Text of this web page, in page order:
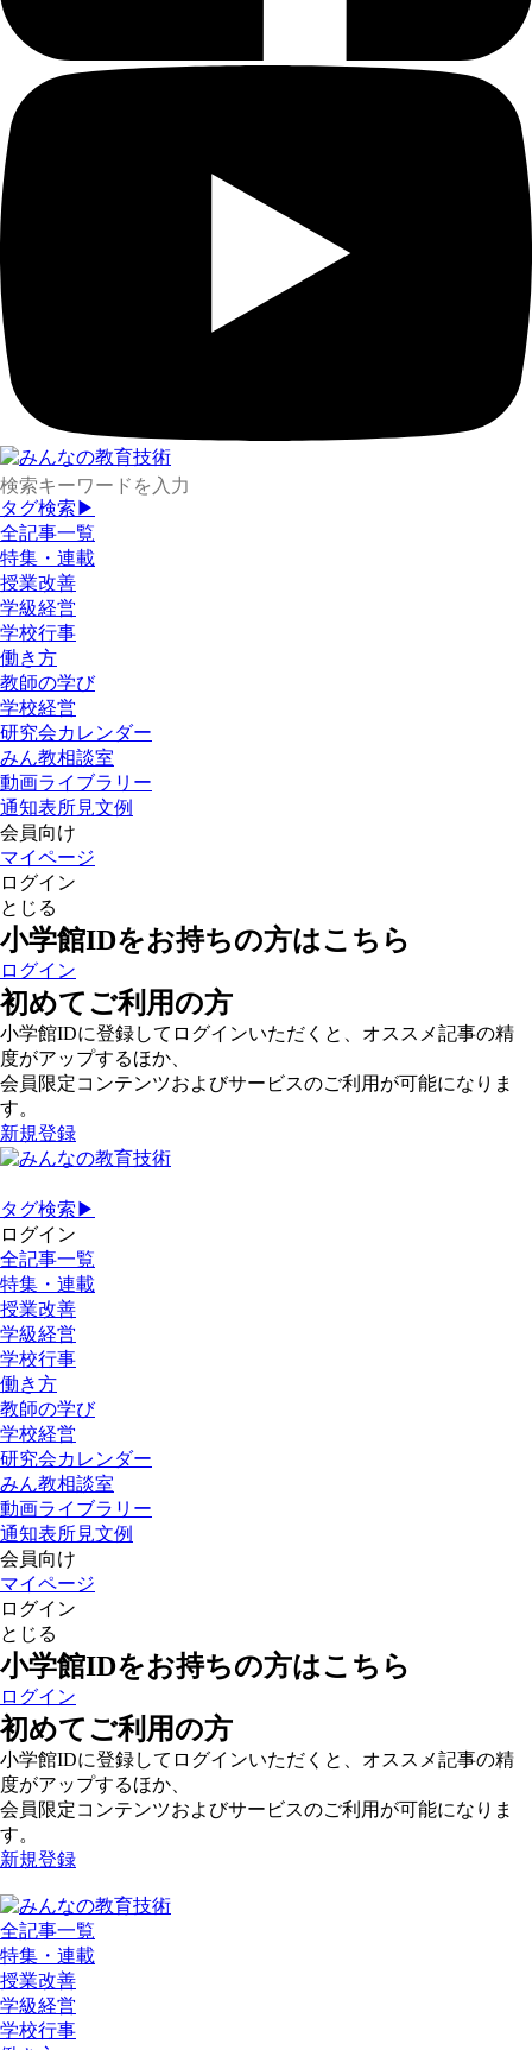
タグ検索▶
全記事一覧
特集・連載
授業改善
学級経営
学校行事
働き方
教師の学び
学校経営
研究会カレンダー
みん教相談室
動画ライブラリー
通知表所見文例
会員向け
マイページ
ログイン
とじる
小学館IDをお持ちの方はこちら
ログイン
初めてご利用の方
小学館IDに登録してログインいただくと、オススメ記事の精
度がアップするほか、
会員限定コンテンツおよびサービスのご利用が可能になりま
す。
新規登録
タグ検索▶
ログイン
全記事一覧
特集・連載
授業改善
学級経営
学校行事
働き方
教師の学び
学校経営
研究会カレンダー
みん教相談室
動画ライブラリー
通知表所見文例
会員向け
マイページ
ログイン
とじる
小学館IDをお持ちの方はこちら
ログイン
初めてご利用の方
小学館IDに登録してログインいただくと、オススメ記事の精
度がアップするほか、
会員限定コンテンツおよびサービスのご利用が可能になりま
す。
新規登録
全記事一覧
特集・連載
授業改善
学級経営
学校行事